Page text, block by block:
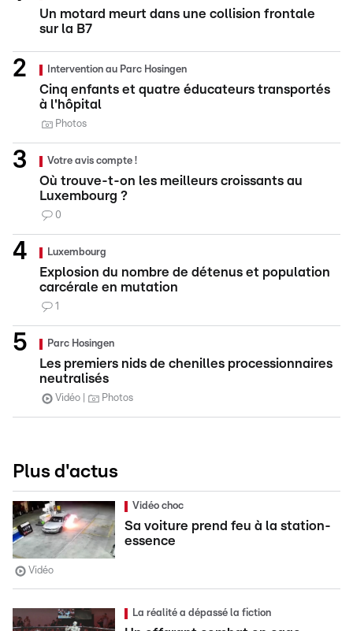
Un motard meurt dans une collision frontale
sur la B7
Intervention au Parc Hosingen
Cinq enfants et quatre éducateurs transportés
à l'hôpital
Photos
Votre avis compte !
Où trouve-t-on les meilleurs croissants au
Luxembourg ?
0
Luxembourg
Explosion du nombre de détenus et population
carcérale en mutation
1
Parc Hosingen
Les premiers nids de chenilles processionnaires
neutralisés
Vidéo Photos
Plus d'actus
Vidéo choc
Sa voiture prend feu à la station-
essence
Vidéo
La réalité a dépassé la fiction